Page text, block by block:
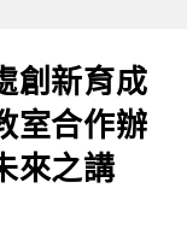
創新育成
室合作辦
來之講